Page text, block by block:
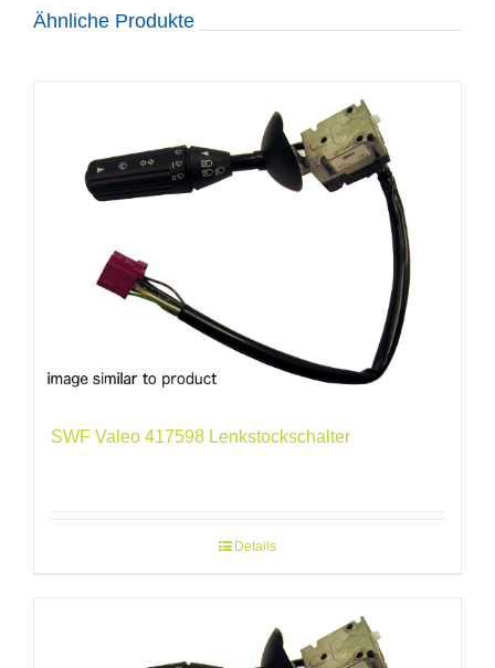
Ähnliche Produkte
SWF Valeo 417598 Lenkstockschalter
Details